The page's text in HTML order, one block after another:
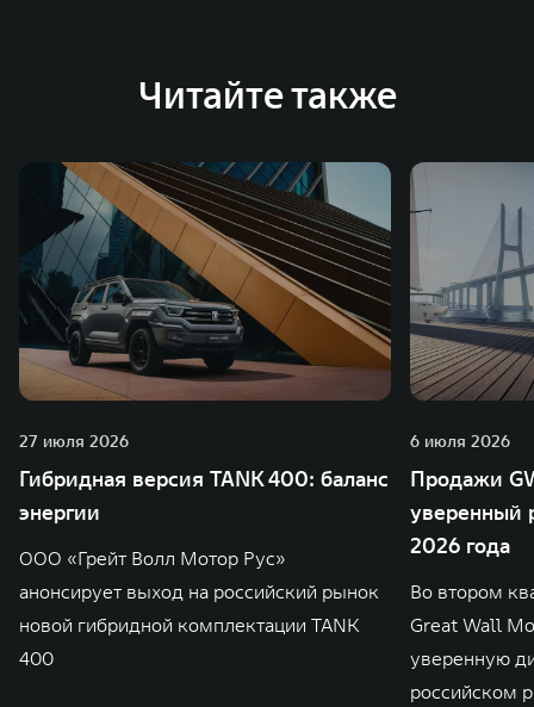
зарубежных – в России, Таиланде, Бразилии и Индии, а
Читайте также
27 июля 2026
Гибридная версия TANK 400: баланс
энергии
ООО «Грейт Волл Мотор Рус»
анонсирует выход на российский рынок
новой гибридной комплектации TANK
400
6 июля 2026
Продажи
уверенный
2026 года
Во втором
Great Wall
уверенную
российском